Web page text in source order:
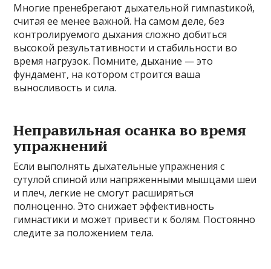
Многие пренебрегают дыхательной гимnastикой,
считая ее менее важной. На самом деле, без
контролируемого дыхания сложно добиться
высокой результативности и стабильности во
время нагрузок. Помните, дыхание — это
фундамент, на котором строится ваша
выносливость и сила.
Неправильная осанка во время
упражнений
Если выполнять дыхательные упражнения с
сутулой спиной или напряженными мышцами шеи
и плеч, легкие не смогут расширяться
полноценно. Это снижает эффективность
гимнастики и может привести к болям. Постоянно
следите за положением тела.